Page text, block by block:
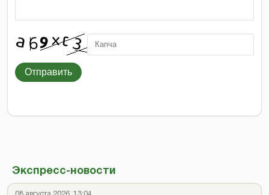
Экспресс-новости
Отправить